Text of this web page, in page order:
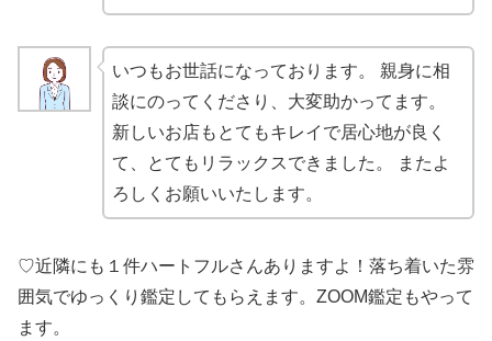
いつもお世話になっております。 親身に相
談にのってくださり、大変助かってます。
新しいお店もとてもキレイで居心地が良く
て、とてもリラックスできました。 またよ
ろしくお願いいたします。
♡近隣にも１件ハートフルさんありますよ！落ち着いた雰
囲気でゆっくり鑑定してもらえます。ZOOM鑑定もやって
ます。